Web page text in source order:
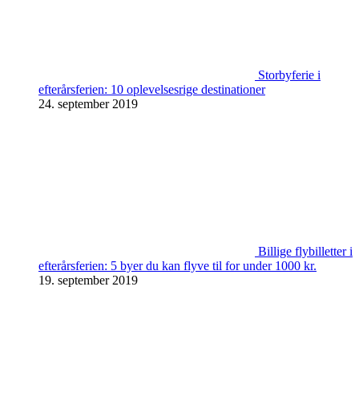
Storbyferie i
efterårsferien: 10 oplevelsesrige destinationer
24. september 2019
Billige flybilletter i
efterårsferien: 5 byer du kan flyve til for under 1000 kr.
19. september 2019